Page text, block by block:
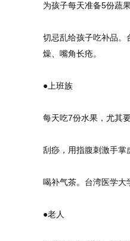
为孩子每天准备5份蔬
切忌乱给孩子吃补品。
燥、嘴角长疮。
●上班族
每天吃7份水果，尤其
刮痧，用指腹刺激手掌
喝补气茶。台湾医学大
●老人